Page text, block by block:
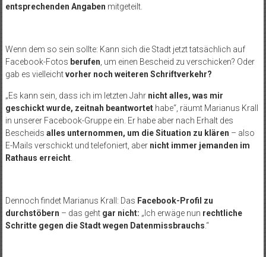
entsprechenden Angaben mitgeteilt.
Wenn dem so sein sollte: Kann sich die Stadt jetzt tatsächlich auf
Facebook-Fotos berufen , um einen Bescheid zu verschicken? Oder
gab es vielleichtvorher noch weiteren Schriftverkehr?
„Es kann sein, dass ich im letzten Jahr nicht alles, was mir
geschickt wurde, zeitnah beantwortethabe“, räumt Marianus Krall
in unserer Facebook-Gruppe ein. Er habe aber nach Erhalt des
Bescheids alles unternommen, um die Situation zu klären – also
E-Mails verschickt und telefoniert, aber nicht immer jemanden im
Rathaus erreicht.
Dennoch findet Marianus Krall: Das Facebook-Profil zu
durchstöbern – das geht gar nicht: „Ich erwäge nun rechtliche
Schritte gegen die Stadtwegen Datenmissbrauchs .“